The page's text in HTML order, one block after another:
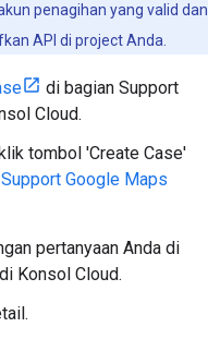
penagihan yang valid dan
API di project Anda.
di bagian Support
Cloud.
tombol 'Create Case'
Support Google Maps
pertanyaan Anda di
Konsol Cloud.